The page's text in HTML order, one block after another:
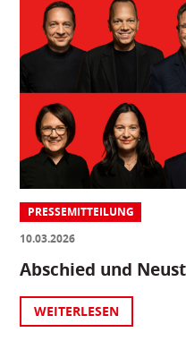
PRESSEMITTEILUNG
10.03.2026
Abschied und
WEITERLESEN